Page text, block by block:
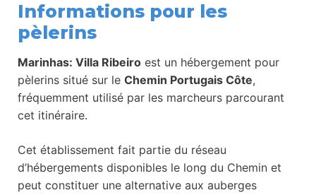
Informations pour les
pèlerins
Marinhas: Villa Ribeiro est un hébergement pour
pèlerins situé sur le Chemin Portugais Côte,
fréquemment utilisé par les marcheurs parcourant
cet itinéraire.
Cet établissement fait partie du réseau
d’hébergements disponibles le long du Chemin et
peut constituer une alternative aux auberges